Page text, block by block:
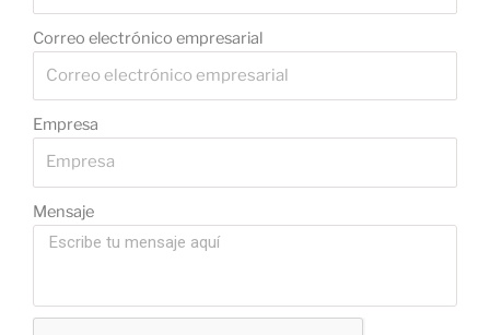
Correo electrónico empresarial
Empresa
Mensaje